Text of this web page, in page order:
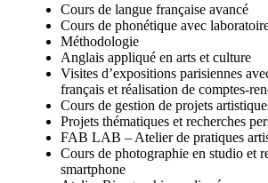
Cours de langue française avancé
Cours de phonétique avec
Méthodologie
Anglais appliqué en arts et culture
Visites d’expositions parisiennes
français et réalisation de comptes-
Cours de gestion de projets
Projets thématiques et recherches
FAB LAB – Atelier de pratiques
Cours de photographie en studio et
smartphone